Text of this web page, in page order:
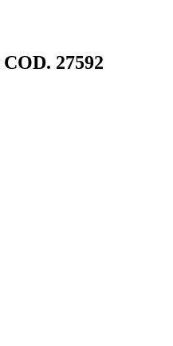
COD. 27592